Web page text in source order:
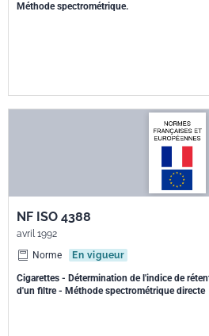
Méthode spectrométrique.
NF ISO 4388
avril 1992
Norme
En vigueur
Cigarettes - Détermination de l'indice de
d'un filtre - Méthode spectrométrique directe